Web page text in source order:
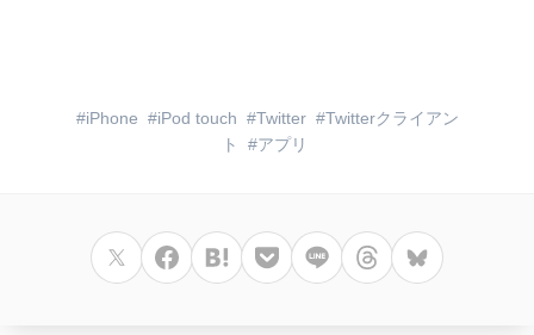
iPhone iPod touch Twitter
Twitterクライアン
ト
アプリ